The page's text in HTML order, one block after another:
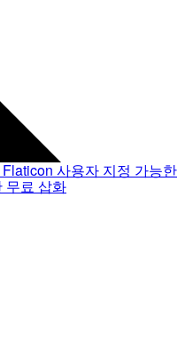
Flaticon 사용자 지정 가능한
무료 삽화